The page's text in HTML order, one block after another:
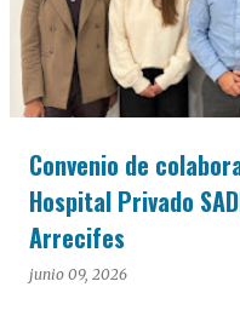
Convenio de
Hospital Privado
Arrecifes
junio 09, 2026